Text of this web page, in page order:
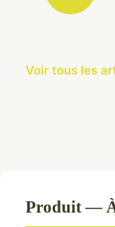
Voir tous les
Produit —